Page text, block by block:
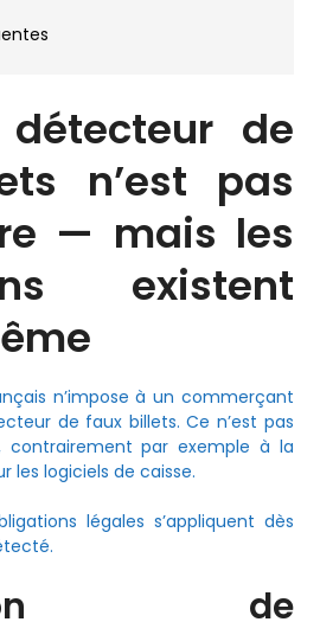
de
n’est pas
— mais les
existent
n’impose à un commerçant
de faux billets. Ce n’est pas
contrairement par exemple à la
les logiciels de caisse.
légales s’appliquent dès
de